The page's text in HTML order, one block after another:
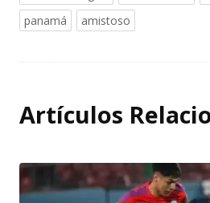
panamá
amistoso
Artículos